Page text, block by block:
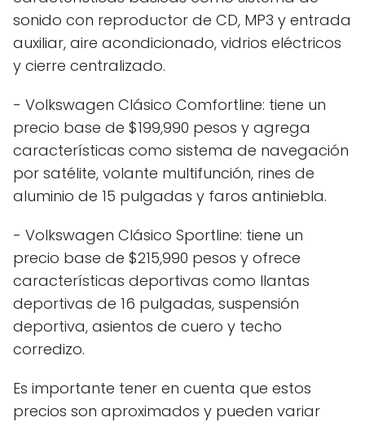
sonido con reproductor de CD, MP3 y entrada
auxiliar, aire acondicionado, vidrios eléctricos
y cierre centralizado.
- Volkswagen Clásico Comfortline: tiene un
precio base de $199,990 pesos y agrega
características como sistema de navegación
por satélite, volante multifunción, rines de
aluminio de 15 pulgadas y faros antiniebla.
- Volkswagen Clásico Sportline: tiene un
precio base de $215,990 pesos y ofrece
características deportivas como llantas
deportivas de 16 pulgadas, suspensión
deportiva, asientos de cuero y techo
corredizo.
Es importante tener en cuenta que estos
precios son aproximados y pueden variar